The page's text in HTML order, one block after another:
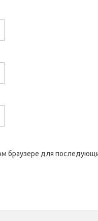
браузере для